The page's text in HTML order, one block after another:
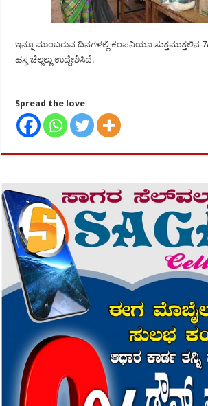
ಇನ್ನೂ ಮುಂಬರುವ ದಿನಗಳಲ್ಲಿ ಕಂಪನಿಯೂ ಸುತ್ತಮುತ್ತಲಿನ
ಹಸ್ತ ಚೆಲ್ಲಲ್ಲು ಉದ್ದೇಶಿಸಿದೆ.
Spread the love